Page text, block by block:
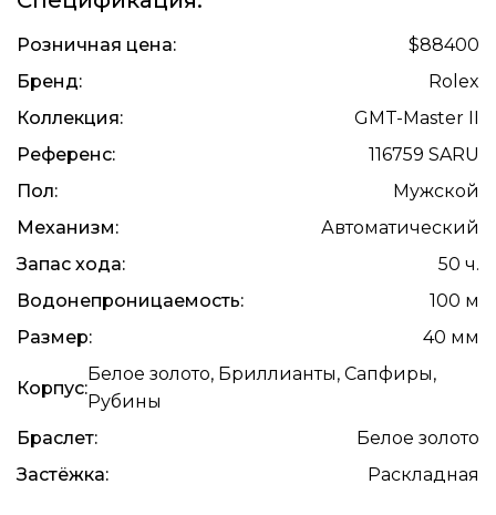
Розничная цена:
$88400
Бренд:
Rolex
Коллекция:
GMT-Master II
Референс:
116759 SARU
Пол:
Мужской
Механизм:
Автоматический
Запас хода:
50 ч.
Водонепроницаемость:
100 м
Размер:
40 мм
Корпус:
Белое золото, Бриллианты, Сапфиры,
Рубины
Браслет:
Белое золото
Застёжка:
Раскладная